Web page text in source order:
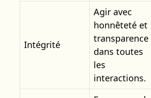
Intégrité
Agir avec
honnêteté et
transparence
dans toutes
les
interactions.